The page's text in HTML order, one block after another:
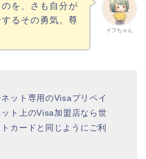
イフちゃん
を、さも自分が
るその勇気。尊
ット専用のVisaプリペイ
ト上のVisa加盟店なら世
カードと同じようにご利